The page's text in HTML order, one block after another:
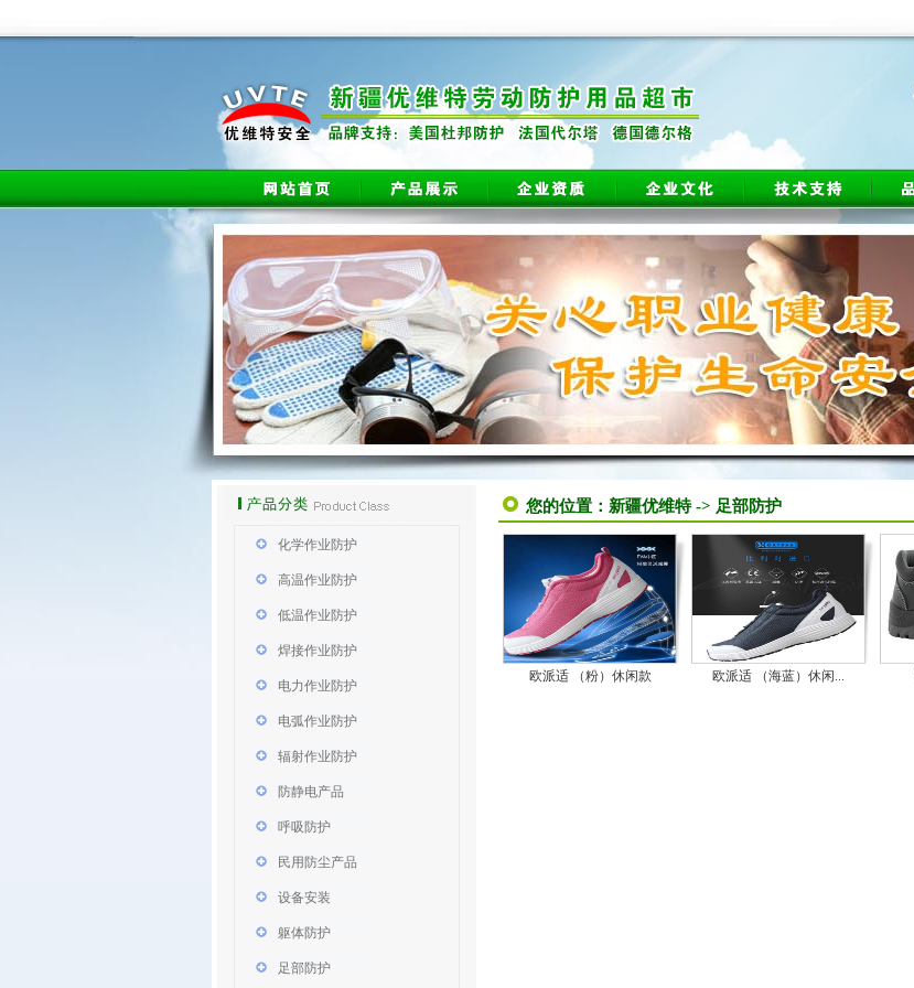
化学作业防护
高温作业防护
低温作业防护
焊接作业防护
电力作业防护
电弧作业防护
辐射作业防护
防静电产品
呼吸防护
民用防尘产品
设备安装
躯体防护
足部防护
您的位置： 新疆优维特-> 足部防护
欧派适 （粉）休闲款 欧派适 （海蓝）休闲...